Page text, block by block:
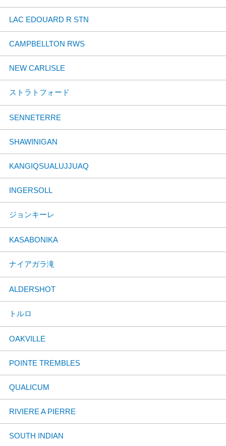
LAC EDOUARD R STN
CAMPBELLTON RWS
NEW CARLISLE
ストラトフォード
SENNETERRE
SHAWINIGAN
KANGIQSUALUJJUAQ
INGERSOLL
ジョンキーレ
KASABONIKA
ナイアガラ滝
ALDERSHOT
トルロ
OAKVILLE
POINTE TREMBLES
QUALICUM
RIVIERE A PIERRE
SOUTH INDIAN